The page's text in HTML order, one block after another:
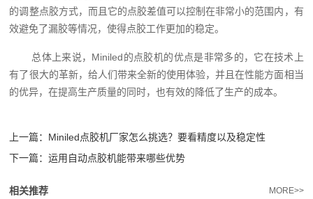
的调整点胶方式，而且它的点胶差值可以控制在非常小的范围内，有
效避免了漏胶等情况，使得点胶工作更加的稳定。
总体上来说，Miniled的点胶机的优点是非常多的，它在技术上
有了很大的革新，给人们带来全新的使用体验，并且在性能方面相当
的优异，在提高生产质量的同时，也有效的降低了生产的成本。
上一篇： Miniled点胶机厂家怎么挑选？要看精度以及稳定性
下一篇：运用自动点胶机能带来哪些优势
相关推荐 MORE>>